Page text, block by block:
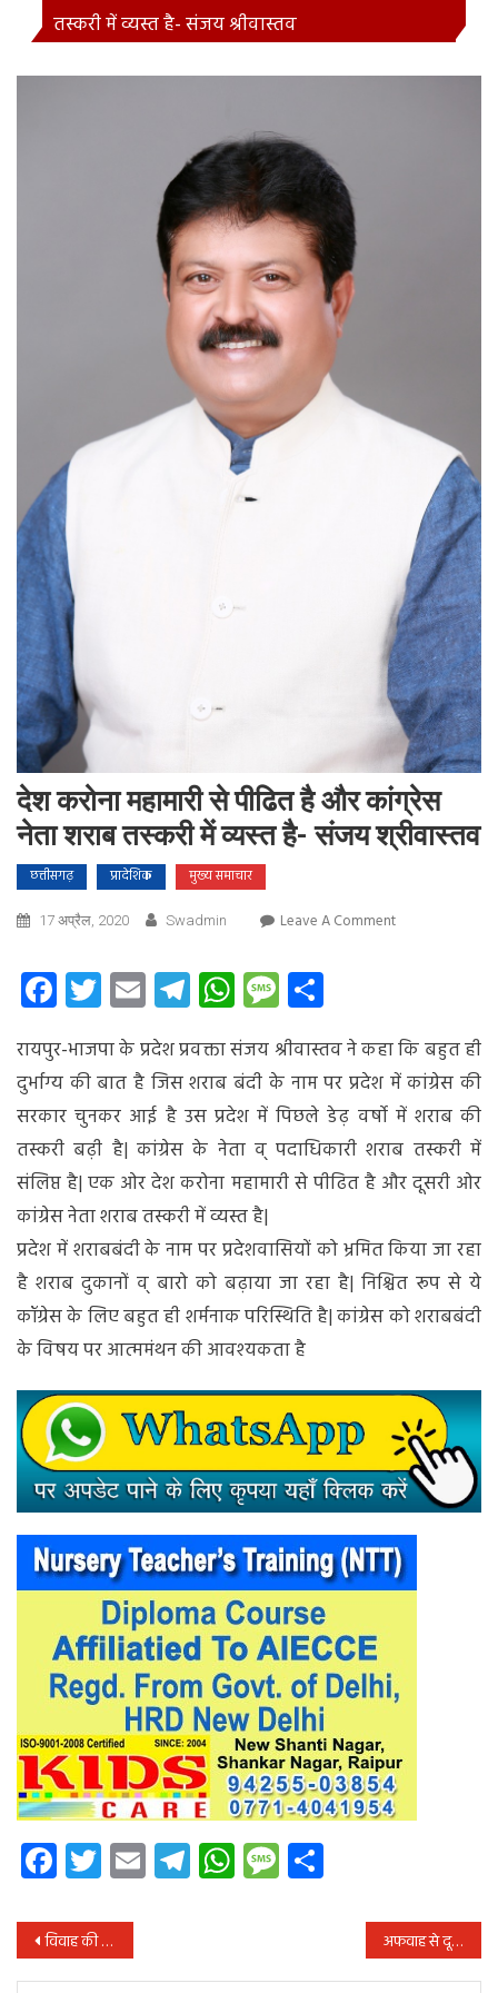
तस्करी में व्यस्त है- संजय श्रीवास्तव
देश करोना महामारी से पीढित है और कांग्रेस
नेता शराब तस्करी में व्यस्त है- संजय श्रीवास्तव
छत्तीसगढ़ प्रादेशिक मुख्य समाचार
17 अप्रैल, 2020 Swadmin Leave A CommentOn
पीढित
है
कांग्रेस
नेता
शराब
तस्करी
व्यस्त
है-
संजय
श्रीवास्तव
Facebook
Twitter
EmailTelegram
WhatsApp
Message
रायपुर-भाजपा के प्रदेश प्रवक्ता संजय श्रीवास्तव ने कहा कि बहुत ही
दुर्भाग्य की बात है जिस शराब बंदी के नाम पर प्रदेश में कांग्रेस की
सरकार चुनकर आई है उस प्रदेश में पिछले डेढ़ वर्षो में शराब की
तस्करी बढ़ी है| कांग्रेस के नेता व् पदाधिकारी शराब तस्करी में
संलिप्त है| एक ओर देश करोना महामारी से पीढित है और दूसरी ओर
कांग्रेस नेता शराब तस्करी में व्यस्त है|
प्रदेश में शराबबंदी के नाम पर प्रदेशवासियों को भ्रमित किया जा रहा
है शराब दुकानों व् बारो को बढ़ाया जा रहा है| निश्चित रूप से ये
कॉग्रेस के लिए बहुत ही शर्मनाक परिस्थिति है| कांग्रेस को शराबबंदी
के विषय पर आत्ममंथन की आवश्यकता है
Facebook
Twitter
EmailTelegram
WhatsApp
Message
पोस्ट
विवाह की वर्षगांठ पर 2500 किलो चावल का दान अफवाह से दूर रहें ! अकाउंट में आया पैसा नहीं होगा वापस